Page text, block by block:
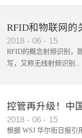
RFID和物联网的
2018 - 06 - 15
RFID的概念射频识别，
写，又称无线射频识别...
控管再升级！中
架构辨识系统
2018 - 06 - 15
根据 WSJ 华尔街日报引